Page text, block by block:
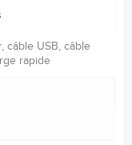
câble USB, câble
rapide